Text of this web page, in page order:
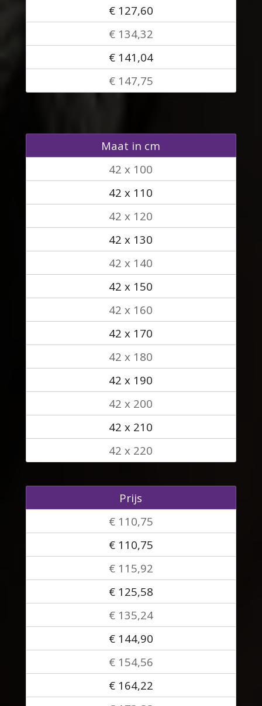
€ 127,60
€ 134,32
€ 141,04
€ 147,75
Maat in cm
42 x 100
42 x 110
42 x 120
42 x 130
42 x 140
42 x 150
42 x 160
42 x 170
42 x 180
42 x 190
42 x 200
42 x 210
42 x 220
Prijs
€ 110,75
€ 110,75
€ 115,92
€ 125,58
€ 135,24
€ 144,90
€ 154,56
€ 164,22